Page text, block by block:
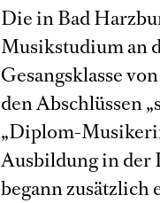
Die in Bad
Musikstudium an
Gesangsklasse
den Abschlüssen
„Diplom-
Ausbildung in der
begann